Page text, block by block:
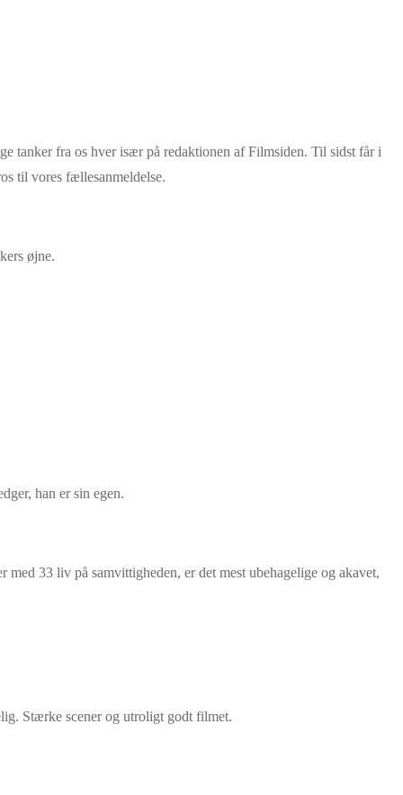
tanker fra os hver især på redaktionen af Filmsiden. Til sidst får i
til vores fællesanmeldelse.
øjne.
han er sin egen.
33 liv på samvittigheden, er det mest ubehagelige og akavet,
Stærke scener og utroligt godt filmet.